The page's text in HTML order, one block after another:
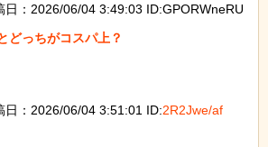
日：2026/06/04 3:49:03 ID:GPORWneRU
どっちがコスパ上？
日：2026/06/04 3:51:01 ID:2R2Jwe/af